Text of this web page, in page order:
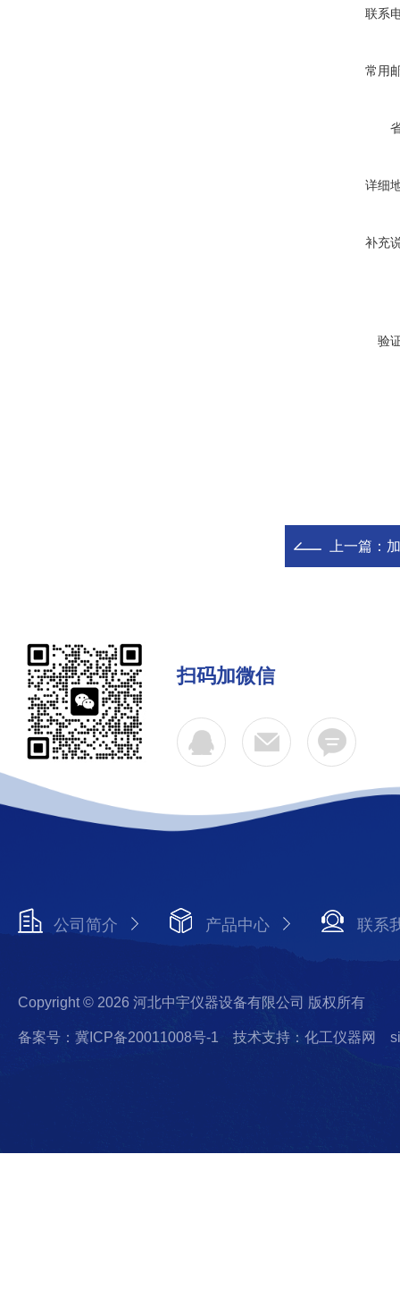
联系
常用
详细
补充
验
上一篇：
扫码加微信
公司简介 产品中心 联系
Copyright © 2026 河北中宇仪器设备有限公司 版权所有
备案号：冀ICP备20011008号-1 技术支持：化工仪器网